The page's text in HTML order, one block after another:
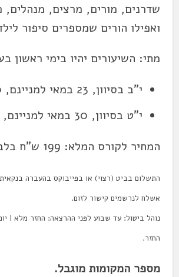
שדרנים, מורים, מרצים, מנהלים,
ואפילו הורים שמספרים סיפור
מתי: השיעורים יהיו בימי ראשון
י"ב בסיוון, 23 במאי למניינם, 20:30
י"ט בסיוון, 30 במאי למניינם, 20:30
המחיר לקורס המלא: 199 ש"ח בלבד.
התשלום בביט (רצוי) או בפייבוקס בהעברה
אשלח לנרשמים קישור לזום.
נוהל ביטול: עד שבוע לפני ההרצאה: החזר מלא |
החזר.
מספר המקומות מוגבל.